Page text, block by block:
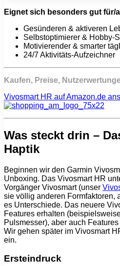
Eignet sich besonders gut für/
Gesünderen & aktiveren
Selbstoptimierer & Hobby-
Motivierender & smarter
24/7 Aktivitäts-Aufzeichner
Kaufen, Preise,
Vivosmart HR auf Amazon.de
Was steckt drin –
Haptik
Beginnen wir den Garmin
Unboxing. Das Vivosmart HR
Vorgänger Vivosmart (unser
sie völlig anderen Formfaktoren,
es Unterschiede. Das neuere
Features erhalten
Pulsmesser), aber auch
Wir gehen später im Vivosmart
ein.
Ersteindruck